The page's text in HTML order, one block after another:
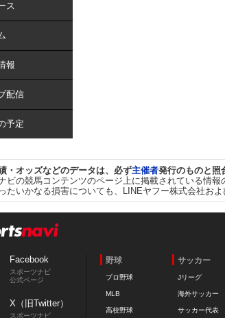
ス
報
配信
予定
・オッズなどのデータは、必ず主催者発行のものと照
ビの競馬コンテンツのページ上に掲載されている情
たいかなる損害についても、LINEヤフー株式会社お
Facebook
スポーツナビ
公式ページ
X（旧Twitter）
スポーツナビ
野球
プロ野球
MLB
高校野球
サッカー
Jリーグ
海外サッカー
サッカー代表